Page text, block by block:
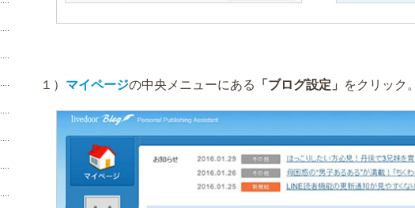
１） マイページの中央メニューにある 「ブログ設定」 をクリック